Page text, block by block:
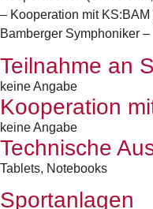
– Kooperation mit
Bamberger Symphoniker
Teilnahme an
keine Angabe
Kooperation
keine Angabe
Technische
Tablets, Notebooks
Sportanlagen